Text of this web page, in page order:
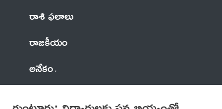
రాశి ఫలాలు
రాజకీయం
అనేకం